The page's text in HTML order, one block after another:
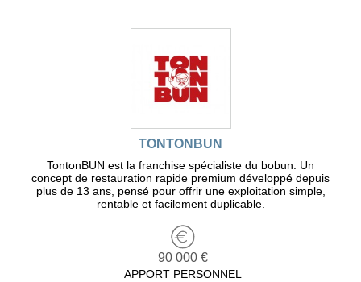
TONTONBUN
TontonBUN est la franchise spécialiste du bobun. Un
concept de restauration rapide premium développé depuis
plus de 13 ans, pensé pour offrir une exploitation simple,
rentable et facilement duplicable.
90 000 €
APPORT PERSONNEL